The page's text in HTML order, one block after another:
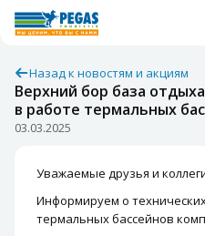
Назад к новостям и акциям
Верхний бор база
в работе термальных
03.03.2025
Уважаемые друзья и
Информируем о
термальных бассейнов